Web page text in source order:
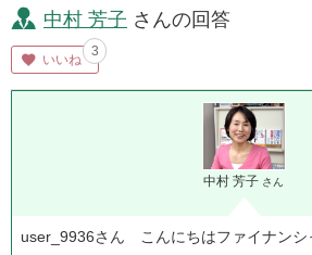
中村 芳子 さんの回答
いいね
3
中村 芳子 さん
user_9936さん こんにちはファイナンシ